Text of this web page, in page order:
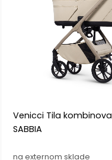
Venicci Tila
SABBIA
na externom sklade